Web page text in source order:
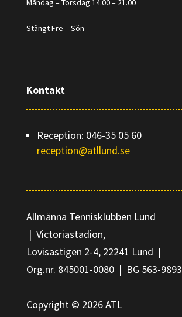
Måndag – Torsdag 14.00 – 21.00
Stängt Fre – Sön
Kontakt
Reception: 046-35 05 60
reception@atllund.se
Allmänna Tennisklubben Lund
| Victoriastadion,
Lovisastigen 2-4, 22241 Lund |
Org.nr. 845001-0080| BG 563-9893
Copyright © 2026 ATL